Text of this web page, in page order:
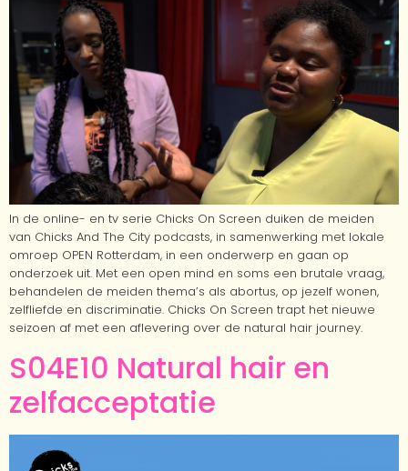
In de online- en tv serie Chicks On Screen duiken de meiden
van Chicks And The City podcasts, in samenwerking met lokale
omroep OPEN Rotterdam, in een onderwerp en gaan op
onderzoek uit. Met een open mind en soms een brutale vraag,
behandelen de meiden thema’s als abortus, op jezelf wonen,
zelfliefde en discriminatie. Chicks On Screen trapt het nieuwe
seizoen af met een aflevering over de natural hair journey.
S04E10 Natural hair en
zelfacceptatie